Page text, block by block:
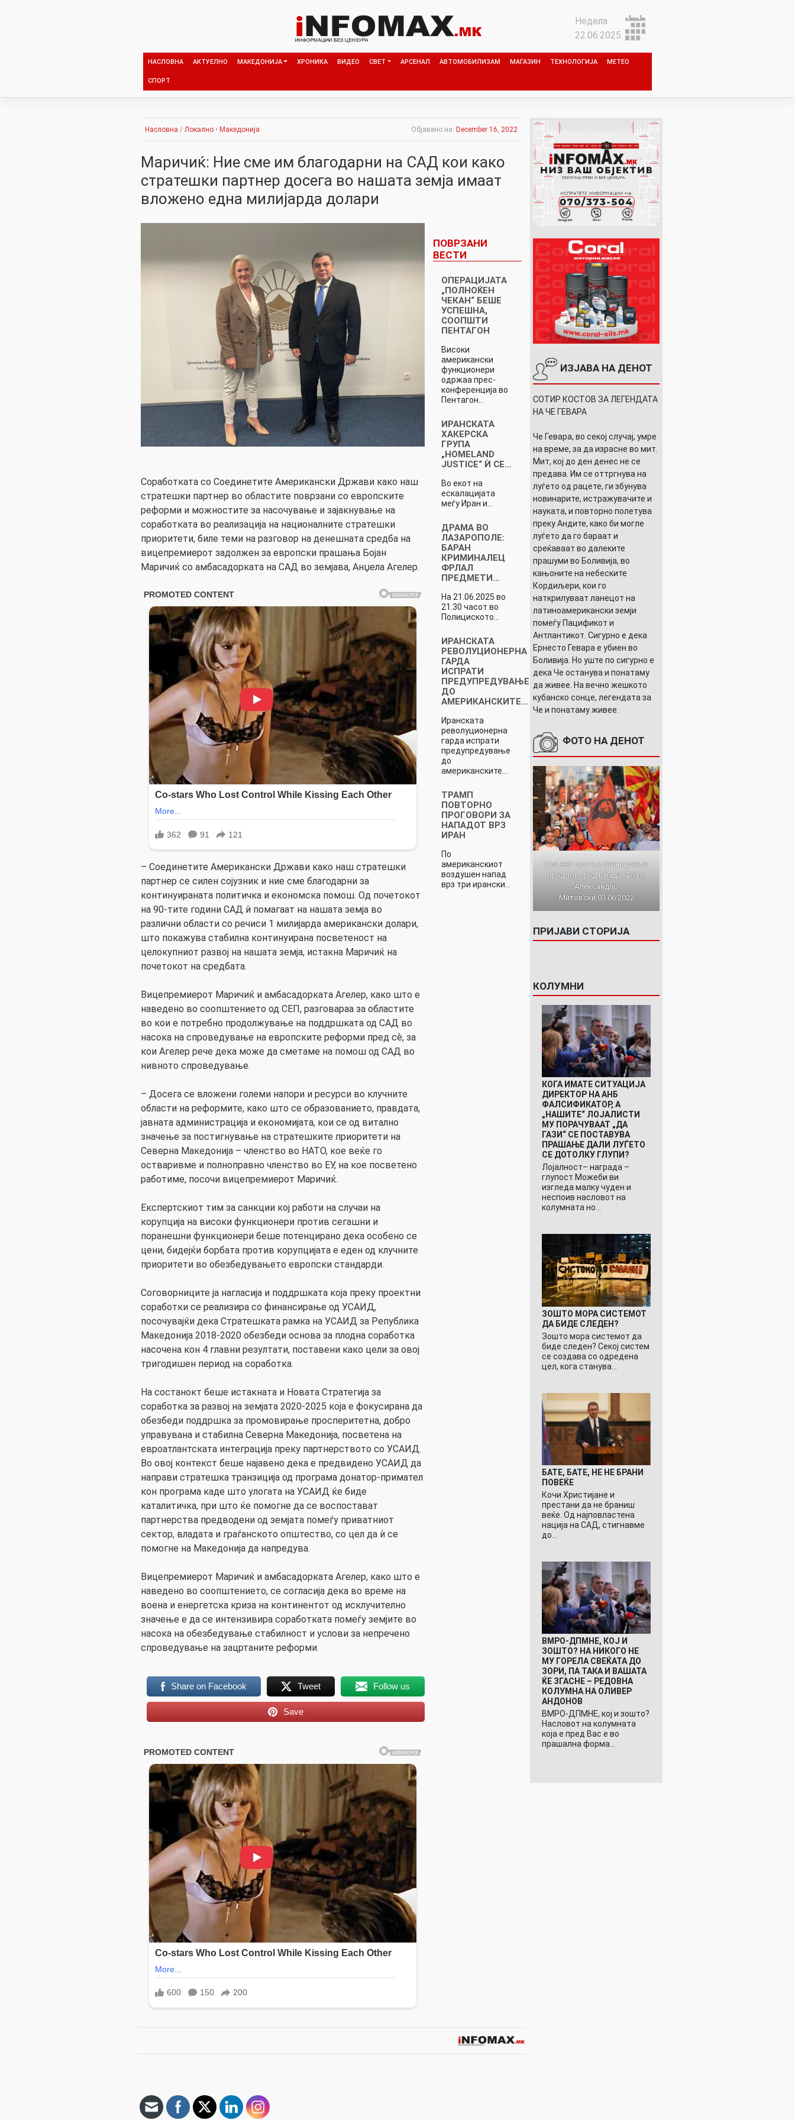
Недела
22.06.2025
НАСЛОВНА АКТУЕЛНО МАКЕДОНИЈА ХРОНИКА ВИДЕО СВЕТ АРСЕНАЛ АВТОМОБИЛИЗАМ МАГАЗИН ТЕХНОЛОГИЈА МЕТЕО
СПОРТ
Насловна / Локално • Македонија Објавено на: December 16, 2022
Маричиќ: Ние сме им благодарни на САД кои како
стратешки партнер досега во нашата земја имаат
вложено една милијарда долари
Соработката со Соединетите Американски Држави како наш
стратешки партнер во областите поврзани со европските
реформи и можностите за насочување и зајакнување на
соработката во реализација на националните стратешки
приоритети, биле теми на разговор на денешната средба на
вицепремиерот задолжен за европски прашања Бојан
Маричиќ со амбасадорката на САД во земјава, Анџела Агелер.
– Соединетите Американски Држави како наш стратешки
партнер се силен сојузник и ние сме благодарни за
континуираната политичка и економска помош. Од почетокот
на 90-тите години САД ѝ помагаат на нашата земја во
различни области со речиси 1 милијарда американски долари,
што покажува стабилна континуирана посветеност на
целокупниот развој на нашата земја, истакна Маричиќ на
почетокот на средбата.
Вицепремиерот Маричиќ и амбасадорката Агелер, како што е
наведено во соопштението од СЕП, разговараа за областите
во кои е потребно продолжување на поддршката од САД во
насока на спроведување на европските реформи пред сè, за
кои Агелер рече дека може да сметаме на помош од САД во
нивното спроведување.
– Досега се вложени големи напори и ресурси во клучните
области на реформите, како што се образованието, правдата,
јавната администрација и економијата, кои се од витално
значење за постигнување на стратешките приоритети на
Северна Македонија – членство во НАТО, кое веќе го
остваривме и полноправно членство во ЕУ, на кое посветено
работиме, посочи вицепремиерот Маричиќ.
Експертскиот тим за санкции кој работи на случаи на
корупција на високи функционери против сегашни и
поранешни функционери беше потенцирано дека особено се
цени, бидејќи борбата против корупцијата е еден од клучните
приоритети во обезбедувањето европски стандарди.
Соговорниците ја нагласија и поддршката која преку проектни
соработки се реализира со финансирање од УСАИД,
посочувајќи дека Стратешката рамка на УСАИД за Република
Македонија 2018-2020 обезбеди основа за плодна соработка
насочена кон 4 главни резултати, поставени како цели за овој
тригодишен период на соработка.
На состанокт беше истакната и Новата Стратегија за
соработка за развој на земјата 2020-2025 која е фокусирана да
обезбеди поддршка за промовирање просперитетна, добро
управувана и стабилна Северна Македонија, посветена на
евроатлантската интеграција преку партнерството со УСАИД.
Во овој контекст беше најавено дека е предвидено УСАИД да
направи стратешка транзиција од програма донатор-примател
кон програма каде што улогата на УСАИД ќе биде
каталитичка, при што ќе помогне да се воспостават
партнерства предводени од земјата помеѓу приватниот
сектор, владата и граѓанското општество, со цел да ѝ се
помогне на Македонија да напредува.
Вицепремиерот Маричиќ и амбасадорката Агелер, како што е
наведено во соопштението, се согласија дека во време на
воена и енергетска криза на континентот од исклучително
значење е да се интензивира соработката помеѓу земјите во
насока на обезбедување стабилност и услови за непречено
спроведување на зацртаните реформи.
Share on Facebook Tweet Follow us
Save
ПОВРЗАНИ
ВЕСТИ
ОПЕРАЦИЈАТА
„ПОЛНОЌЕН
ЧЕКАН“ БЕШЕ
УСПЕШНА,
СООПШТИ
ПЕНТАГОН
Високи
американски
функционери
одржаа прес-
конференција во
Пентагон…
ИРАНСКАТА
ХАКЕРСКА
ГРУПА
„HOMELAND
JUSTICE“ Ѝ СЕ…
Во екот на
ескалацијата
меѓу Иран и…
ДРАМА ВО
ЛАЗАРОПОЛЕ:
БАРАН
КРИМИНАЛЕЦ
ФРЛАЛ
ПРЕДМЕТИ…
На 21.06.2025 во
21.30 часот во
Полициското…
ИРАНСКАТА
РЕВОЛУЦИОНЕРНА
ГАРДА
ИСПРАТИ
ПРЕДУПРЕДУВАЊЕ
ДО
АМЕРИКАНСКИТЕ…
Иранската
револуционерна
гарда испрати
предупредување
до
американските…
ТРАМП
ПОВТОРНО
ПРОГОВОРИ ЗА
НАПАДОТ ВРЗ
ИРАН
По
американскиот
воздушен напад
врз три ирански…
ИЗЈАВА НА ДЕНОТ
СОТИР КОСТОВ ЗА ЛЕГЕНДАТА
НА ЧЕ ГЕВАРА
Че Гевара, во секој случај, умре
на време, за да израсне во мит.
Мит, кој до ден денес не се
предава. Им се оттргнува на
луѓето од рацете, ги збунува
новинарите, истражувачите и
науката, и повторно полетува
преку Андите, како би могле
луѓето да го бараат и
среќаваат во далеките
прашуми во Боливија, во
кањоните на небеските
Кордиљери, кои го
наткрилуваат ланецот на
латиноамерикански земји
помеѓу Пацификот и
Антлантикот. Сигурно е дека
Ернесто Гевара е убиен во
Боливија. Но уште по сигурно е
дека Че останува и понатаму
да живее. На вечно жешкото
кубанско сонце, легендата за
Че и понатаму живее.
ФОТО НА ДЕНОТ
Протест против францускиот
предлог пред Влада. Фото:
Александар
Митовски,03.06.2022
ПРИЈАВИ СТОРИЈА
КОЛУМНИ
КОГА ИМАТЕ СИТУАЦИЈА
ДИРЕКТОР НА АНБ
ФАЛСИФИКАТОР, А
„НАШИТЕ“ ЛОЈАЛИСТИ
МУ ПОРАЧУВААТ „ДА
ГАЗИ“ СЕ ПОСТАВУВА
ПРАШАЊЕ ДАЛИ ЛУЃЕТО
СЕ ДОТОЛКУ ГЛУПИ?
Лојалност– награда –
глупост Можеби ви
изгледа малку чуден и
неспоив насловот на
колумната но…
ЗОШТО МОРА СИСТЕМОТ
ДА БИДЕ СЛЕДЕН?
Зошто мора системот да
биде следен? Секој систем
се создава со одредена
цел, кога станува…
БАТЕ, БАТЕ, НЕ НЕ БРАНИ
ПОВЕЌЕ
Кочи Христијане и
престани да не браниш
веќе. Од најповластена
нација на САД, стигнавме
до…
ВМРО-ДПМНЕ, КОЈ И
ЗОШТО? НА НИКОГО НЕ
МУ ГОРЕЛА СВЕЌАТА ДО
ЗОРИ, ПА ТАКА И ВАШАТА
ЌЕ ЗГАСНЕ – РЕДОВНА
КОЛУМНА НА ОЛИВЕР
АНДОНОВ
ВМРО-ДПМНЕ, кој и зошто?
Насловот на колумната
која е пред Вас е во
прашална форма…